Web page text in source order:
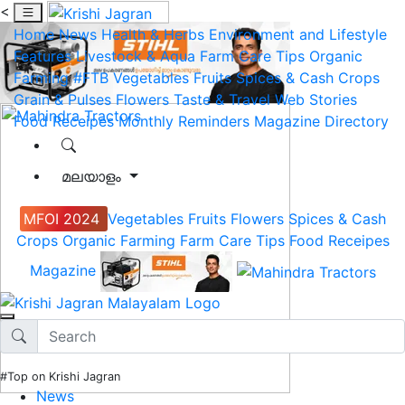
<
Home News Health & Herbs Environment and Lifestyle
Features Livestock & Aqua Farm Care Tips Organic
Farming #FTB Vegetables Fruits Spices & Cash Crops
Grain & Pulses Flowers Taste & Travel Web Stories
Food Receipes Monthly Reminders Magazine Directory
മലയാളം
MFOI 2024 Vegetables Fruits Flowers Spices & Cash
Crops Organic Farming Farm Care Tips Food Receipes
Magazine
#Top on Krishi Jagran
News